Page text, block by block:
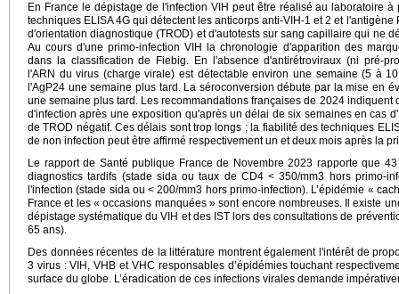
En France le dépistage de l'infection VIH peut être réalisé au laboratoire
techniques ELISA 4G qui détectent les anticorps anti-VIH-1 et 2 et
d'orientation diagnostique (TROD) et d'autotests sur sang capillaire qui ne
Au cours d'une primo-infection VIH la chronologie d'apparition des
dans la classification de Fiebig. En l'absence d'antirétroviraux (ni pré-
l'ARN du virus (charge virale) est détectable environ une semaine (5 à
l'AgP24 une semaine plus tard. La séroconversion débute par la mise en
une semaine plus tard. Les recommandations françaises de 2024 indiquent
d'infection après une exposition qu'après un délai de six semaines en cas
de TROD négatif. Ces délais sont trop longs ; la fiabilité des techniques
de non infection peut être affirmé respectivement un et deux mois après la
Le rapport de Santé publique France de Novembre 2023 rapporte que
diagnostics tardifs (stade sida ou taux de CD4 < 350/mm3 hors primo-
l'infection (stade sida ou < 200/mm3 hors primo-infection). L’épidémie «
France et les « occasions manquées » sont encore nombreuses. Il existe
dépistage systématique du VIH et des IST lors des consultations de
65 ans).
Des données récentes de la littérature montrent également l'intérêt de
3 virus : VIH, VHB et VHC responsables d’épidémies touchant
surface du globe. L’éradication de ces infections virales demande